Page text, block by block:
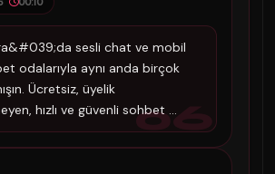
06
sesli chat ve mobil
odalarıyla aynı anda birçok
Ücretsiz, üyelik
hızlı ve güvenli sohbet ...